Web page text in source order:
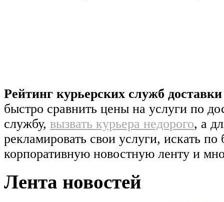
Рейтинг курьерских служб
быстро сравнить цены на услуги по
службу, вызвать курьера недорого, а
рекламировать свои услуги, искать по
корпоративную новостную ленту и
Лента новостей